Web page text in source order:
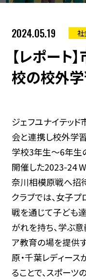
2024.05.19 社
【レポート
校の校外
ジェフユナイテッ
会と連携し校外学
学校3年生～6年生
開催した2023-24
奈川相模原戦へ招
クラブでは、女子プ
戦を通じて子ども
がれを持ち、学ぶ
ア教育の場を提供
原・千葉レディース
ることで、スポーツ